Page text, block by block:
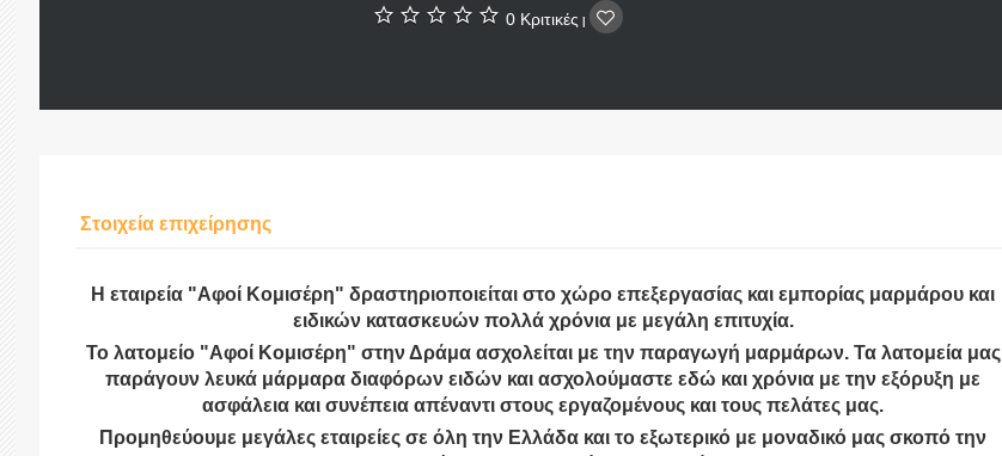
0 Κριτικές
Στοιχεία επιχείρησης
Η εταιρεία "Αφοί Κομισέρη" δραστηριοποιείται στο χώρο επεξεργασίας και εμπορίας μαρμάρου και
ειδικών κατασκευών πολλά χρόνια με μεγάλη επιτυχία.
Το λατομείο "Αφοί Κομισέρη" στην Δράμα ασχολείται με την παραγωγή μαρμάρων. Τα λατομεία μας
παράγουν λευκά μάρμαρα διαφόρων ειδών και ασχολούμαστε εδώ και χρόνια με την εξόρυξη με
ασφάλεια και συνέπεια απέναντι στους εργαζομένους και τους πελάτες μας.
Προμηθεύουμε μεγάλες εταιρείες σε όλη την Ελλάδα και το εξωτερικό με μοναδικό μας σκοπό την